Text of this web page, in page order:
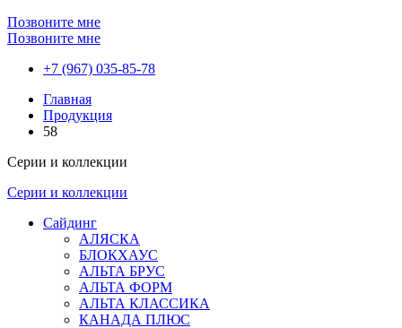
Позвоните мне
Позвоните мне
+7 (967) 035-85-78
Главная
Продукция
58
Серии и коллекции
Серии и коллекции
Сайдинг
АЛЯСКА
БЛОКХАУС
АЛЬТА БРУС
АЛЬТА ФОРМ
АЛЬТА КЛАССИКА
КАНАДА ПЛЮС